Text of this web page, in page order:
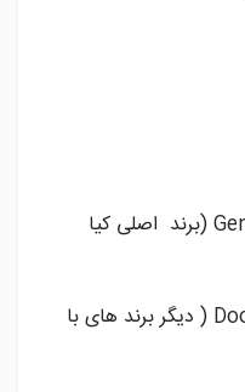
برند : جنیون پارت Genuine Parts (برند اصلی کیا
و برند هایی نظیر Hcc یا Doowon ( دیگر برند های با